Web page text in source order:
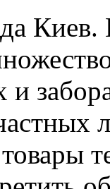
и